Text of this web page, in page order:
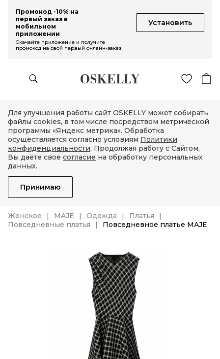
Промокод -10% на
первый заказ в
мобильном
приложении
Установить
Скачайте приложение и получите
промокод на свой первый онлайн-заказ
Для улучшения работы сайт OSKELLY может собирать
файлы cookies, в том числе посредством метрической
программы «Яндекс метрика». Обработка
осуществляется согласно условиям Политики
конфиденциальности. Продолжая работу с Сайтом,
Вы даёте своё согласие на обработку персональных
данных.
Принимаю
Женское MAJE Одежда
Платья
Повседневные платья
Повседневное платье MAJE